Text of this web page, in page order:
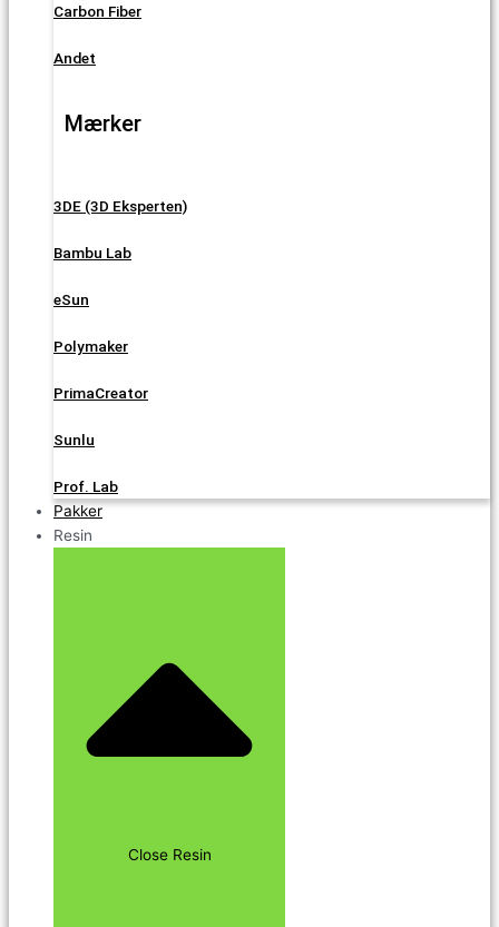
Carbon Fiber
Andet
Mærker
3DE (3D Eksperten)
Bambu Lab
eSun
Polymaker
PrimaCreator
Sunlu
Prof. Lab
Pakker
Resin
Close Resin